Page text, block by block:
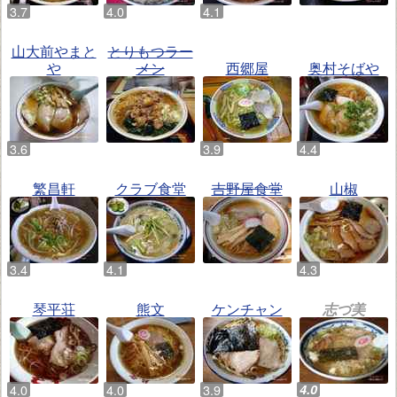
山大前やまと
や
とりもつラー
メン
西郷屋 奥村そばや
繁昌軒 クラブ食堂 吉野屋食堂 山椒
琴平荘 熊文 ケンチャン 志づ美